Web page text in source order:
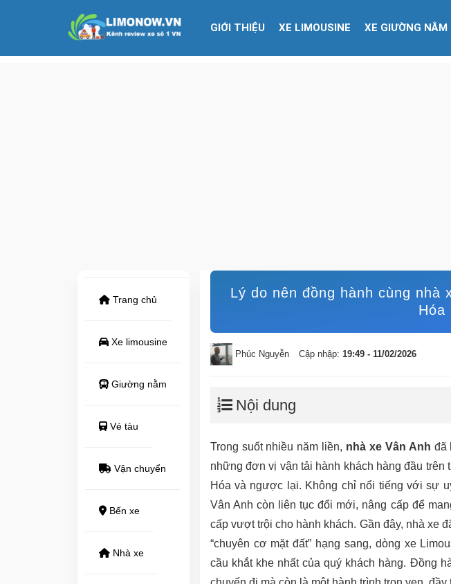
GIỚI THIỆU XE LIMOUSINE XE GIƯỜNG NẰM
Trang chủ
Xe limousine
Giường nằm
Vé tàu
Vận chuyển
Bến xe
Nhà xe
Lý do nên đồng hành cùng nhà
Hóa
Phúc Nguyễn Cập nhập: 19:49 - 11/02/2026
Nội dung
Trong suốt nhiều năm liền, nhà xe Vân Anh đã
những đơn vị vận tải hành khách hàng đầu
Hóa và ngược lại. Không chỉ nổi tiếng với sự
Vân Anh còn liên tục đổi mới, nâng cấp để
cấp vượt trội cho hành khách. Gần đây, nhà xe
“chuyên cơ mặt đất” hạng sang, dòng xe
cầu khắt khe nhất của quý khách hàng. Đồng